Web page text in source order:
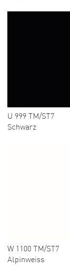
U 999 TM/ST7
Schwarz
W 1100 TM/ST7
Alpinweiss